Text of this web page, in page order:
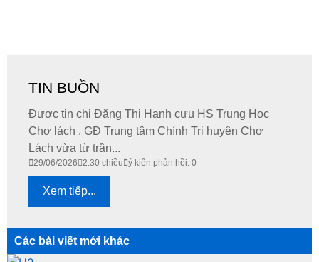
TIN BUỒN
Được tin chị Đặng Thi Hanh cựu HS Trung Hoc
Chợ lách , GĐ Trung tâm Chính Trị huyện Chợ
Lách vừa từ trần...
29/06/2026 2:30 chiều ý kiến phản hồi: 0
Xem tiếp...
Các bài viết mới khác